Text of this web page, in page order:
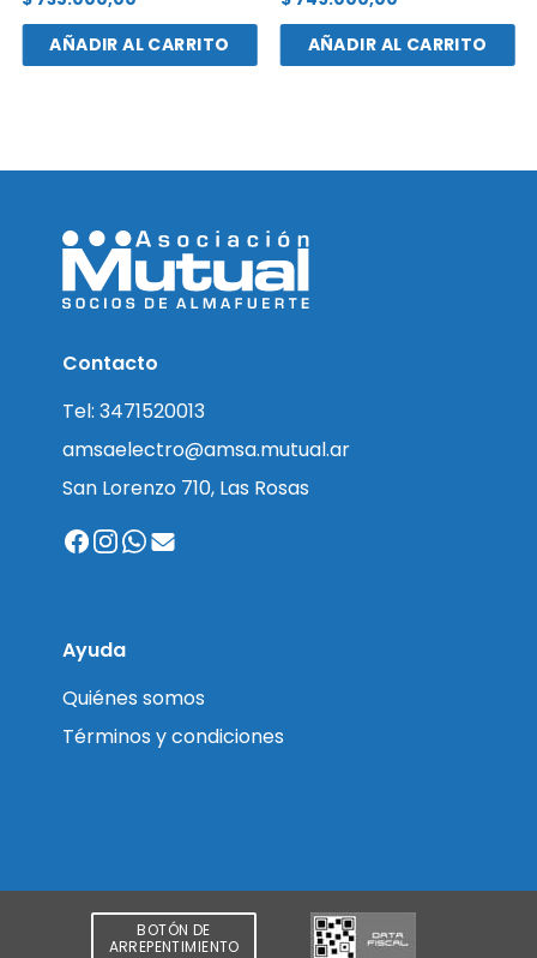
AÑADIR AL CARRITO AÑADIR AL CARRITO
Contacto
Tel: 3471520013
amsaelectro@amsa.mutual.ar
San Lorenzo 710, Las Rosas
Ayuda
Quiénes somos
Términos y condiciones
BOTÓN DE
ARREPENTIMIENTO